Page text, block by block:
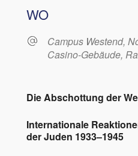
WO
Campus Westend,
Casino-Gebäude,
Die Abschottung der
Internationale
der Juden 1933–1945